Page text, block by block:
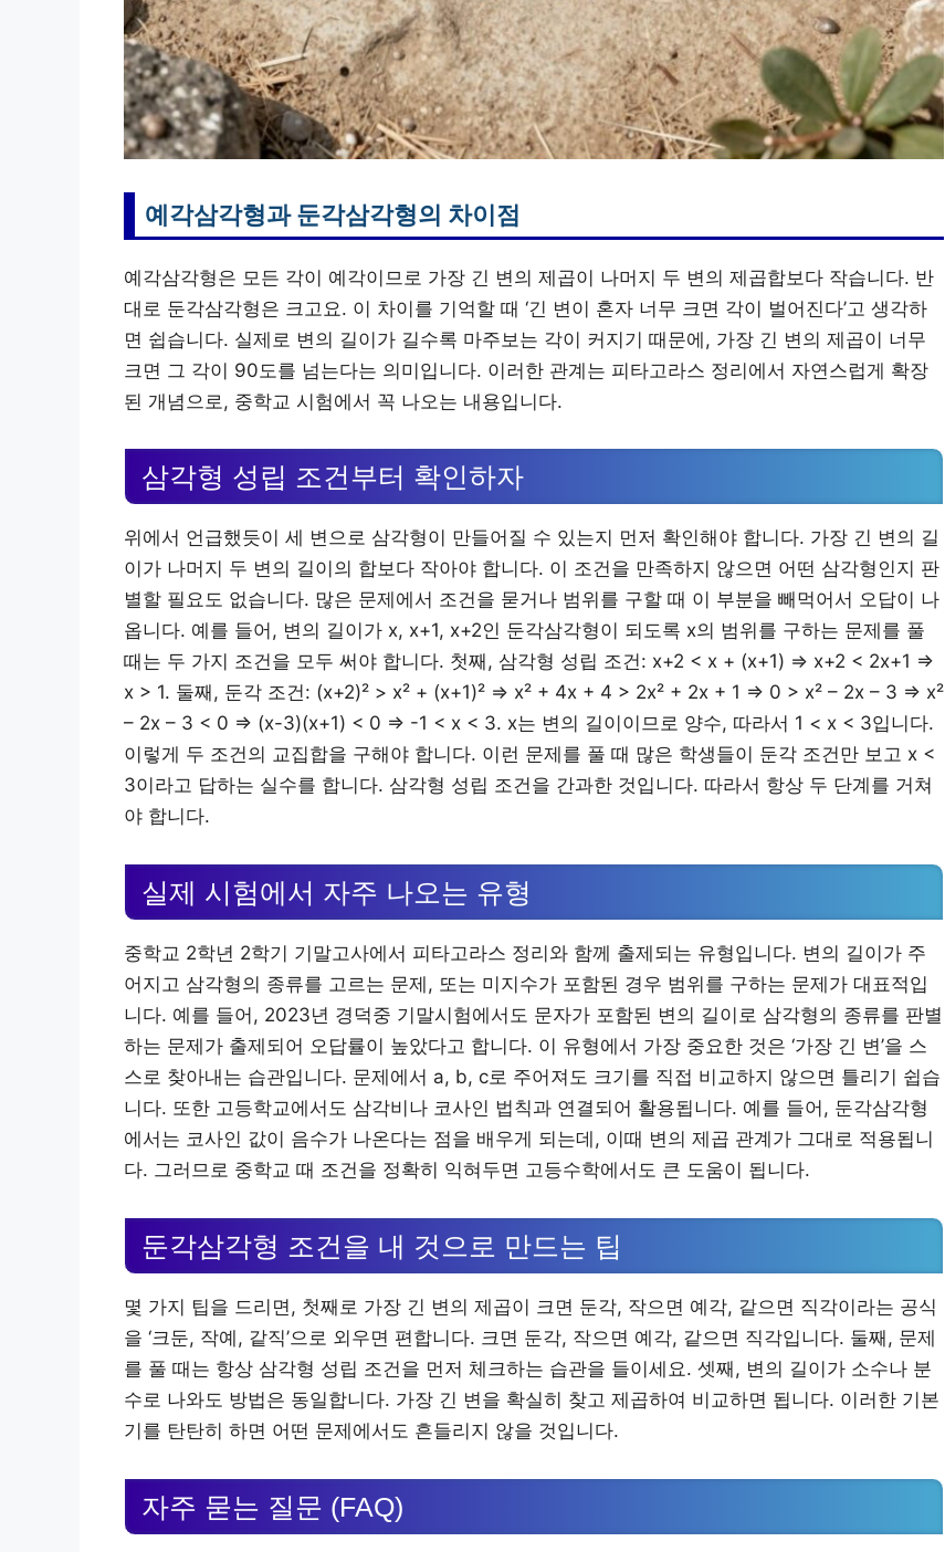
예각삼각형과 둔각삼각형의 차이점
예각삼각형은 모든 각이 예각이므로 가장 긴 변의 제곱이 나머지 두 변의 제곱합보다 작습니다. 반
대로 둔각삼각형은 크고요. 이 차이를 기억할 때 ‘긴 변이 혼자 너무 크면 각이 벌어진다’고 생각하
면 쉽습니다. 실제로 변의 길이가 길수록 마주보는 각이 커지기 때문에, 가장 긴 변의 제곱이 너무
크면 그 각이 90도를 넘는다는 의미입니다. 이러한 관계는 피타고라스 정리에서 자연스럽게 확장
된 개념으로, 중학교 시험에서 꼭 나오는 내용입니다.
삼각형 성립 조건부터 확인하자
위에서 언급했듯이 세 변으로 삼각형이 만들어질 수 있는지 먼저 확인해야 합니다. 가장 긴 변의 길
이가 나머지 두 변의 길이의 합보다 작아야 합니다. 이 조건을 만족하지 않으면 어떤 삼각형인지 판
별할 필요도 없습니다. 많은 문제에서 조건을 묻거나 범위를 구할 때 이 부분을 빼먹어서 오답이 나
옵니다. 예를 들어, 변의 길이가 x, x+1, x+2인 둔각삼각형이 되도록 x의 범위를 구하는 문제를 풀
때는 두 가지 조건을 모두 써야 합니다. 첫째, 삼각형 성립 조건: x+2 < x + (x+1) => x+2 < 2x+1 =>
x > 1. 둘째, 둔각 조건: (x+2)² > x² + (x+1)² => x² + 4x + 4 > 2x² + 2x + 1 => 0 > x² – 2x – 3 => x²
– 2x – 3 < 0 => (x-3)(x+1) < 0 => -1 < x < 3. x는 변의 길이이므로 양수, 따라서 1 < x < 3입니다.
이렇게 두 조건의 교집합을 구해야 합니다. 이런 문제를 풀 때 많은 학생들이 둔각 조건만 보고 x <
3이라고 답하는 실수를 합니다. 삼각형 성립 조건을 간과한 것입니다. 따라서 항상 두 단계를 거쳐
야 합니다.
실제 시험에서 자주 나오는 유형
중학교 2학년 2학기 기말고사에서 피타고라스 정리와 함께 출제되는 유형입니다. 변의 길이가 주
어지고 삼각형의 종류를 고르는 문제, 또는 미지수가 포함된 경우 범위를 구하는 문제가 대표적입
니다. 예를 들어, 2023년 경덕중 기말시험에서도 문자가 포함된 변의 길이로 삼각형의 종류를 판별
하는 문제가 출제되어 오답률이 높았다고 합니다. 이 유형에서 가장 중요한 것은 ‘가장 긴 변’을 스
스로 찾아내는 습관입니다. 문제에서 a, b, c로 주어져도 크기를 직접 비교하지 않으면 틀리기 쉽습
니다. 또한 고등학교에서도 삼각비나 코사인 법칙과 연결되어 활용됩니다. 예를 들어, 둔각삼각형
에서는 코사인 값이 음수가 나온다는 점을 배우게 되는데, 이때 변의 제곱 관계가 그대로 적용됩니
다. 그러므로 중학교 때 조건을 정확히 익혀두면 고등수학에서도 큰 도움이 됩니다.
둔각삼각형 조건을 내 것으로 만드는 팁
몇 가지 팁을 드리면, 첫째로 가장 긴 변의 제곱이 크면 둔각, 작으면 예각, 같으면 직각이라는 공식
을 ‘크둔, 작예, 같직’으로 외우면 편합니다. 크면 둔각, 작으면 예각, 같으면 직각입니다. 둘째, 문제
를 풀 때는 항상 삼각형 성립 조건을 먼저 체크하는 습관을 들이세요. 셋째, 변의 길이가 소수나 분
수로 나와도 방법은 동일합니다. 가장 긴 변을 확실히 찾고 제곱하여 비교하면 됩니다. 이러한 기본
기를 탄탄히 하면 어떤 문제에서도 흔들리지 않을 것입니다.
자주 묻는 질문 (FAQ)